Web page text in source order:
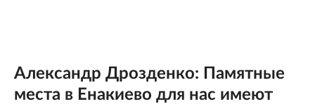
Александр Дрозденко: Памятные
места в Енакиево для нас имеют